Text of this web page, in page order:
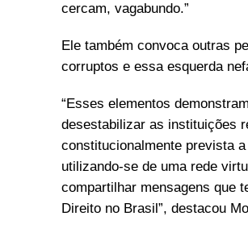
cercam, vagabundo.”
Ele também convoca outras
corruptos e essa esquerda
“Esses elementos
desestabilizar as instituições
constitucionalmente prevista
utilizando-se de uma rede
compartilhar mensagens que
Direito no Brasil”, destacou